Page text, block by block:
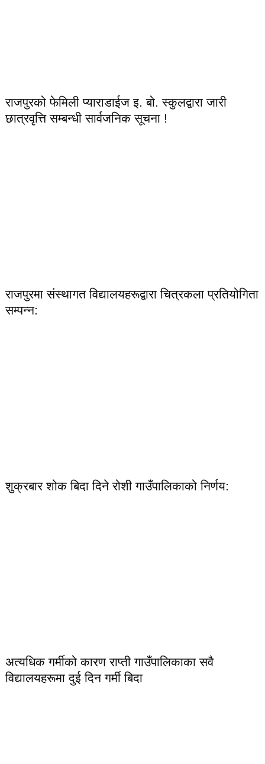
राजपुरको फेमिली प्याराडाईज इ. बो. स्कुलद्वारा जारी
छात्रवृत्ति सम्बन्धी सार्वजनिक सूचना !
राजपुरमा संस्थागत विद्यालयहरूद्वारा चित्रकला प्रतियोगिता
सम्पन्न:
शुक्रबार शोक बिदा दिने रोशी गाउँपालिकाको निर्णय:
अत्यधिक गर्मीको कारण राप्ती गाउँपालिकाका सवै
विद्यालयहरूमा दुई दिन गर्मी बिदा